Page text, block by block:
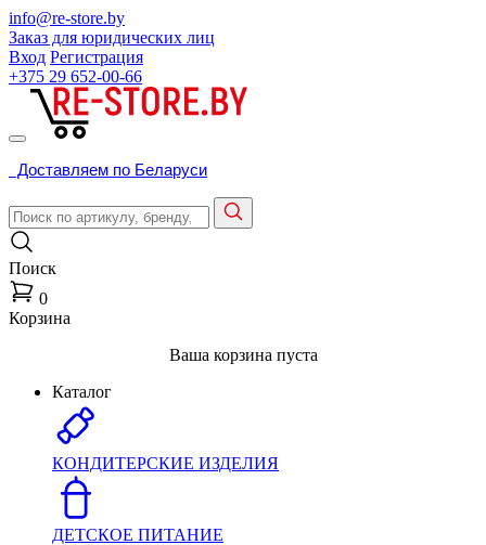
info@re-store.by
Заказ для юридических лиц
Вход Регистрация
+375 29 652-00-66
Доставляем по Беларуси
Поиск
0
Корзина
Ваша корзина пуста
Каталог
КОНДИТЕРСКИЕ ИЗДЕЛИЯ
ДЕТСКОЕ ПИТАНИЕ